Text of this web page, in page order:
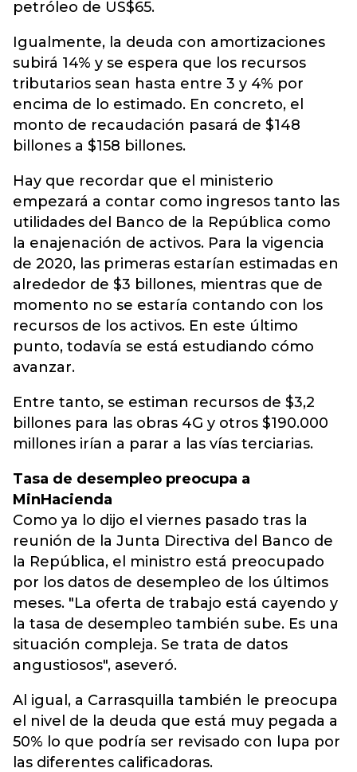
petróleo de US$65.
Igualmente, la deuda con amortizaciones
subirá 14% y se espera que los recursos
tributarios sean hasta entre 3 y 4% por
encima de lo estimado. En concreto, el
monto de recaudación pasará de $148
billones a $158 billones.
Hay que recordar que el ministerio
empezará a contar como ingresos tanto las
utilidades del Banco de la República como
la enajenación de activos. Para la vigencia
de 2020, las primeras estarían estimadas en
alrededor de $3 billones, mientras que de
momento no se estaría contando con los
recursos de los activos. En este último
punto, todavía se está estudiando cómo
avanzar.
Entre tanto, se estiman recursos de $3,2
billones para las obras 4G y otros $190.000
millones irían a parar a las vías terciarias.
Tasa de desempleo preocupa a
MinHacienda
Como ya lo dijo el viernes pasado tras la
reunión de la Junta Directiva del Banco de
la República, el ministro está preocupado
por los datos de desempleo de los últimos
meses. "La oferta de trabajo está cayendo y
la tasa de desempleo también sube. Es una
situación compleja. Se trata de datos
angustiosos", aseveró.
Al igual, a Carrasquilla también le preocupa
el nivel de la deuda que está muy pegada a
50% lo que podría ser revisado con lupa por
las diferentes calificadoras.